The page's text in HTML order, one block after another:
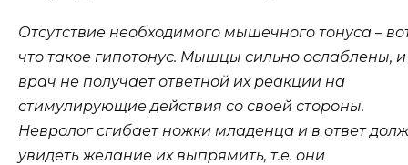
Отсутствие необходимого мышечного тонуса –
что такое гипотонус. Мышцы сильно ослаблены, и
врач не получает ответной их реакции на
стимулирующие действия со своей стороны.
Невролог сгибает ножки младенца и в ответ
увидеть желание их выпрямить, т.е. они